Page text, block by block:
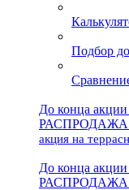
Подбор
До конца
РАСПРОДАЖА -
акция на
До конца
РАСПРОДАЖА -